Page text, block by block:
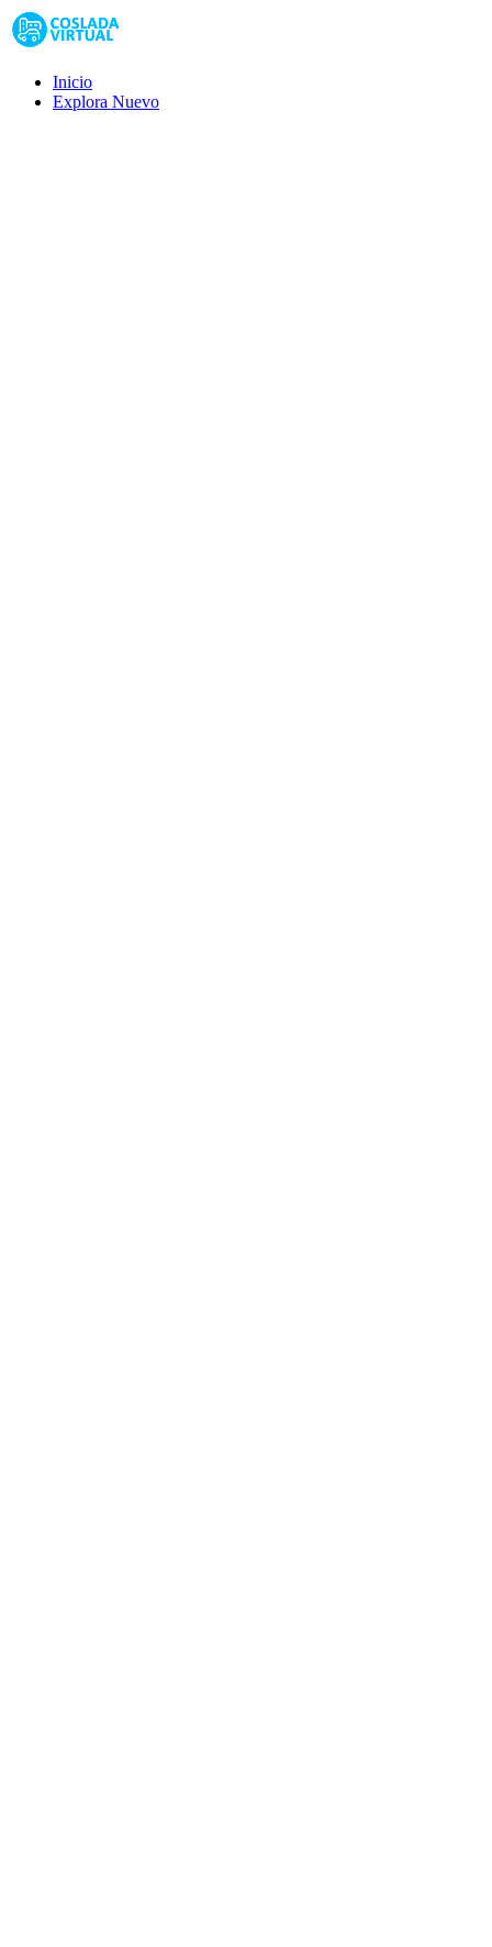
Inicio
Explora Nuevo